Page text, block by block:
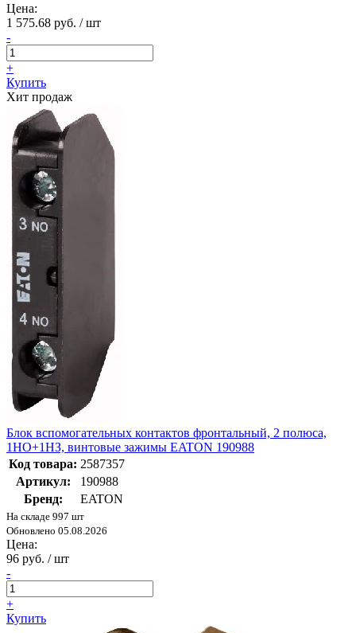
Цена:
1 575.68 руб. / шт
-
+
Купить
Хит продаж
Блок вспомогательных контактов фронтальный, 2 полюса,
1НО+1НЗ, винтовые зажимы EATON 190988
Код товара: 2587357
Артикул:
190988
Бренд:
EATON
На складе 997 шт
Обновлено 05.08.2026
Цена:
96 руб. / шт
-
+
Купить